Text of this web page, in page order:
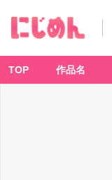
TOP 作品名